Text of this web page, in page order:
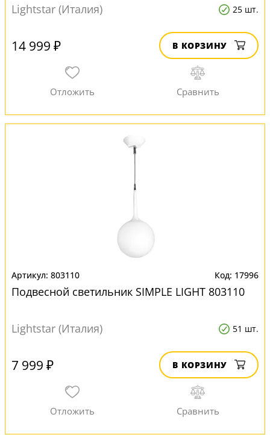
Lightstar (Италия) 25 шт.
14 999 ₽ В КОРЗИНУ
803110 17996
Подвесной светильник SIMPLE LIGHT 803110
Lightstar (Италия) 51 шт.
7 999 ₽ В КОРЗИНУ